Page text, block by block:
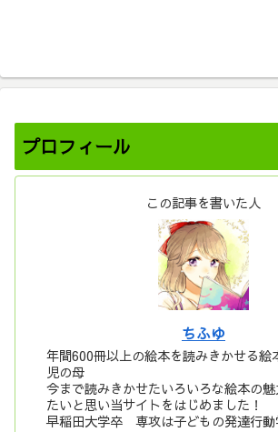
プロフィール
この記事を書いた人
ちふゆ
年間600冊以上の絵本を読みきかせる絵
児の母
今まで読みきかせたいろいろな絵本の
たいと思い当サイトをはじめました！
早稲田大学卒 専攻は子どもの発達行動